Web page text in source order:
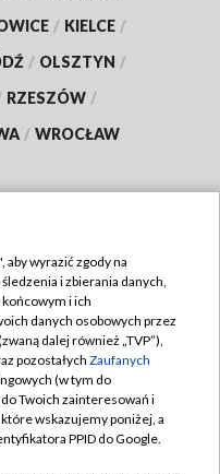
/ KIELCE /
/ OLSZTYN /
RZESZÓW /
/ WROCŁAW
TVP
wyrazić zgody na
i zbierania danych,
i ich
danych osobowych przez
dalej również „TVP”),
pozostałych Zaufanych
(w tym do
Twoich zainteresowań i
wskazujemy poniżej, a
PPID do Google.